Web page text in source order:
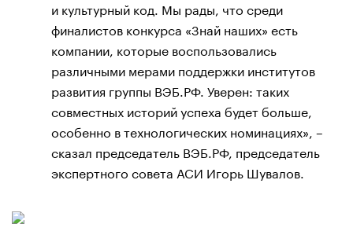
и культурный код. Мы рады, что среди
финалистов конкурса «Знай наших» есть
компании, которые воспользовались
различными мерами поддержки институтов
развития группы ВЭБ.РФ. Уверен: таких
совместных историй успеха будет больше,
особенно в технологических номинациях», –
сказал председатель ВЭБ.РФ, председатель
экспертного совета АСИ Игорь Шувалов.